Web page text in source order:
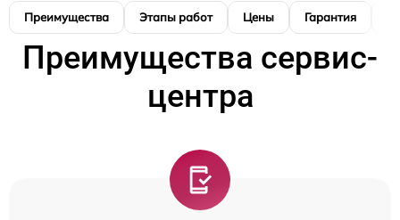
Преимущества Этапы работ Цены Гарантия
Преимущества сервис-
центра